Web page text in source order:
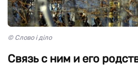
© Слово і діло
Связь с ним и его